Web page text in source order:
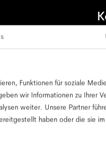
Funktionen für soziale
wir Informationen zu Ihrer
weiter. Unsere Partner
haben oder die sie